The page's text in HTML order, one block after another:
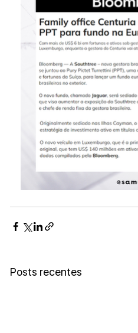
Posts recentes